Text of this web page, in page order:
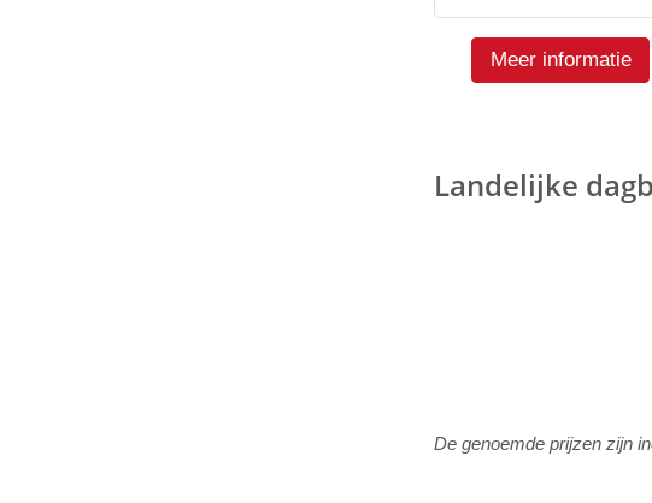
Meer informatie
Landelijke
De genoemde prijzen zijn